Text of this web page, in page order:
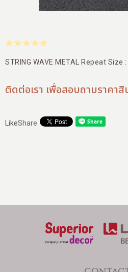
ติดต่อเรา
บัญชีผู้ใช้
STRING WAVE METAL Repeat
ติดต่อเรา เพื่อสอบถามราคาสิ
LikeShare